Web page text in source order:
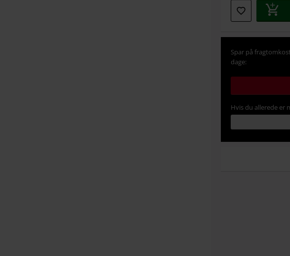
Spar på
dage:
Hvis du allerede er